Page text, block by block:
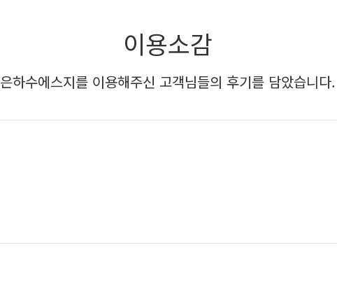
이용소감
은하수에스지를 이용해주신 고객님들의 후기를 담았습니다.